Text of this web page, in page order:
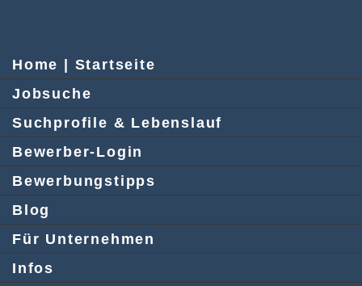
Home | Startseite
Jobsuche
Suchprofile & Lebenslauf
Bewerber-Login
Bewerbungstipps
Blog
Für Unternehmen
Infos